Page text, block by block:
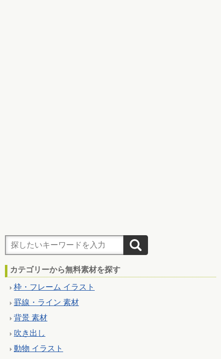
カテゴリーから無料素材を探す
枠・フレーム イラスト
罫線・ライン 素材
背景 素材
吹き出し
動物 イラスト